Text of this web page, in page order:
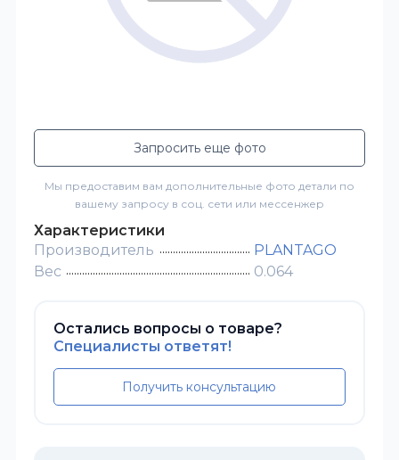
Запросить еще фото
Мы предоставим вам дополнительные фото детали по
вашему запросу в соц. сети или мессенжер
Характеристики
Производитель
PLANTAGO
Вес
0.064
Остались вопросы о товаре?
Специалисты ответят!
Получить консультацию